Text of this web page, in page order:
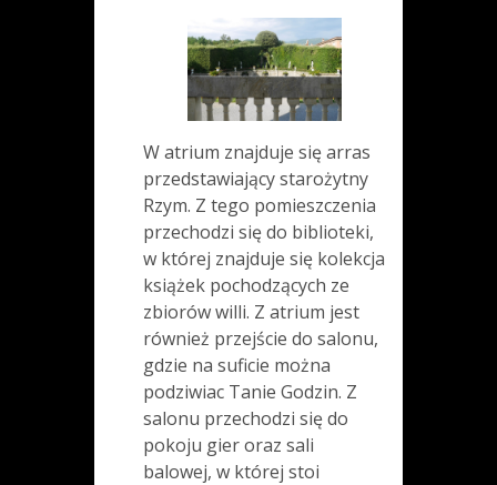
W atrium znajduje się arras
przedstawiający starożytny
Rzym. Z tego pomieszczenia
przechodzi się do biblioteki,
w której znajduje się kolekcja
książek pochodzących ze
zbiorów willi. Z atrium jest
również przejście do salonu,
gdzie na suficie można
podziwiac Tanie Godzin. Z
salonu przechodzi się do
pokoju gier oraz sali
balowej, w której stoi